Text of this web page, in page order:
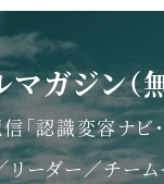
ガジン（
「認識変容ナビ・
リーダー／チー